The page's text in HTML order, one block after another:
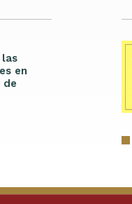
las
en
de